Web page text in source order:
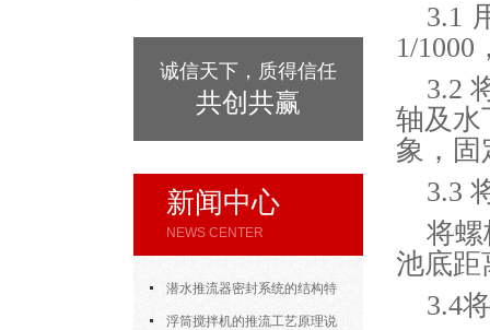
诚信天下，质得信任
共创共赢
新闻中心
NEWS CENTER
潜水推流器密封系统的结构特
点与渗漏故障处理
浮筒搅拌机的推流工艺原理说
3.1
1/1000
3.2
轴及水
象，固
3.3
将
池底距
3.4